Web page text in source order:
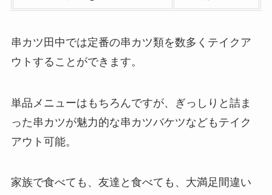
串カツ田中では定番の串カツ類を数多くテイクア
ウトすることができます。
単品メニューはもちろんですが、ぎっしりと詰ま
った串カツが魅力的な串カツバケツなどもテイク
アウト可能。
家族で食べても、友達と食べても、大満足間違い